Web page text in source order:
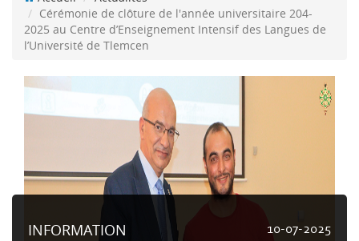
Cérémonie de clôture de l'année universitaire 204-
2025 au Centre d’Enseignement Intensif des Langues de
l’Université de Tlemcen
INFORMATION 10-07-2025